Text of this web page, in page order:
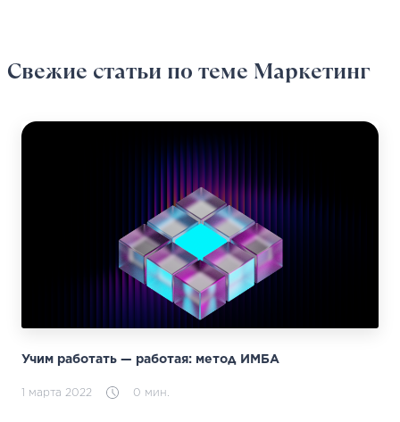
Свежие статьи по теме Маркетинг
Учим работать — работая: метод ИМБА
1 марта 2022 0 мин.